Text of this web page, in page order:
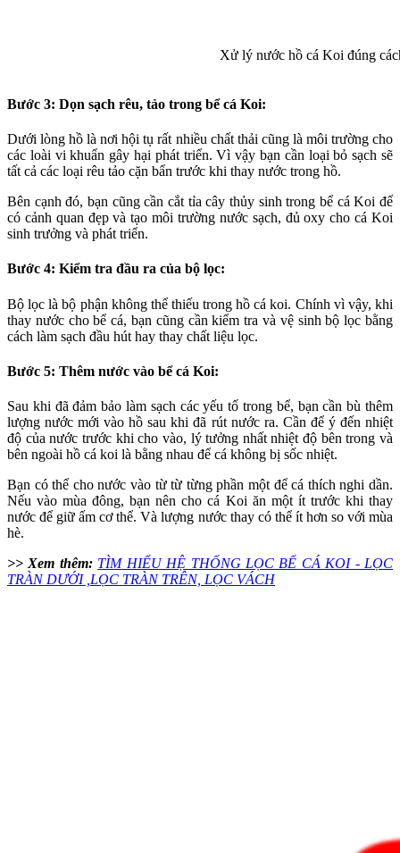
Xử lý nước hồ cá Koi đúng
Bước 3: Dọn sạch rêu, tảo trong bể cá Koi:
Dưới lòng hồ là nơi hội tụ rất nhiều chất thải cũng là môi trường cho
các loài vi khuẩn gây hại phát triển. Vì vậy bạn cần loại bỏ sạch sẽ
tất cả các loại rêu tảo cặn bẩn trước khi thay nước trong hồ.
Bên cạnh đó, bạn cũng cần cắt tỉa cây thủy sinh trong bể cá Koi để
có cảnh quan đẹp và tạo môi trường nước sạch, đủ oxy cho cá Koi
sinh trưởng và phát triển.
Bước 4: Kiểm tra đầu ra của bộ lọc:
Bộ lọc là bộ phận không thể thiếu trong hồ cá koi. Chính vì vậy, khi
thay nước cho bể cá, bạn cũng cần kiểm tra và vệ sinh bộ lọc bằng
cách làm sạch đầu hút hay thay chất liệu lọc.
Bước 5: Thêm nước vào bể cá Koi:
Sau khi đã đảm bảo làm sạch các yếu tố trong bể, bạn cần bù thêm
lượng nước mới vào hồ sau khi đã rút nước ra. Cần để ý đến nhiệt
độ của nước trước khi cho vào, lý tưởng nhất nhiệt độ bên trong và
bên ngoài hồ cá koi là bằng nhau để cá không bị sốc nhiệt.
Bạn có thể cho nước vào từ từ từng phần một để cá thích nghi dần.
Nếu vào mùa đông, bạn nên cho cá Koi ăn một ít trước khi thay
nước để giữ ấm cơ thể. Và lượng nước thay có thể ít hơn so với mùa
hè.
>> Xem thêm: TÌM HIỂU HỆ THỐNG LỌC BỂ CÁ KOI - LỌC
TRÀN DƯỚI ,LỌC TRÀN TRÊN, LỌC VÁCH